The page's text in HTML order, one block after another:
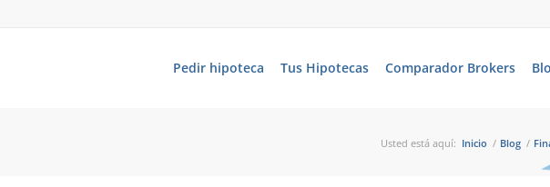
Pedir hipoteca Tus Hipotecas Comparador Brokers
Usted está aquí: Inicio / Blog /